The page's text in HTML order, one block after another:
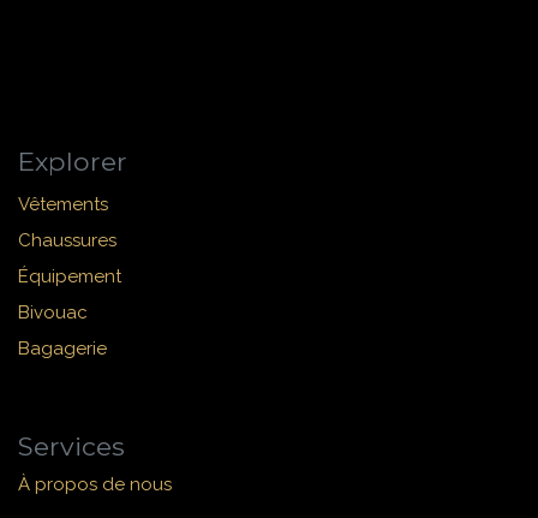
Explorer
Vêtements
Chaussures
Équipement
Bivouac
Bagagerie
Services
À propos de nous